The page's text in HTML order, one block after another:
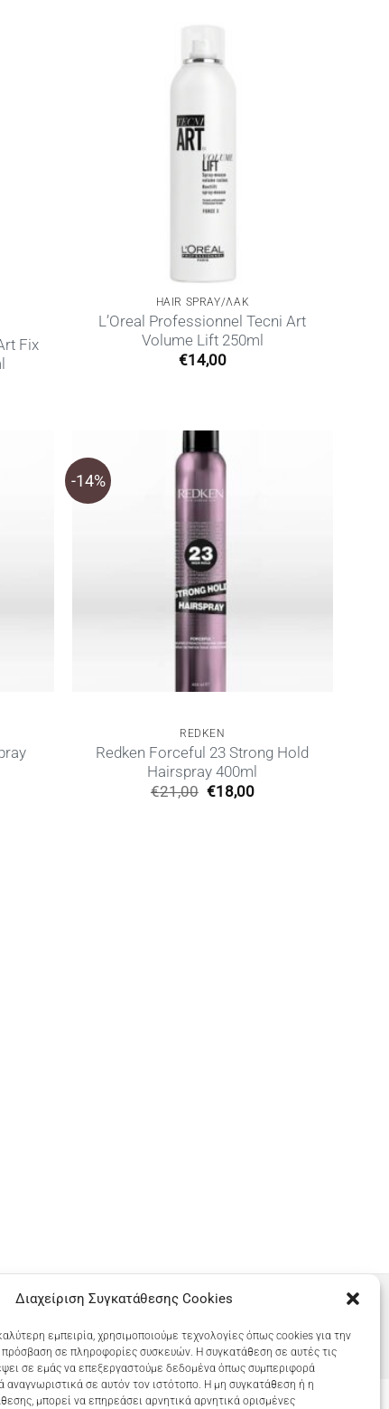
Διαχείριση Συγκατάθεσης Cookies
εμπειρία, χρησιμοποιούμε τεχνολογίες όπως cookies για την
σε πληροφορίες συσκευών. Η συγκατάθεση σε αυτές τις
σε εμάς να επεξεργαστούμε δεδομένα όπως συμπεριφορά
αναγνωριστικά σε αυτόν τον ιστότοπο. Η μη συγκατάθεση ή η
μπορεί να επηρεάσει αρνητικά αρνητικά ορισμένες
Fix
HAIR SPRAY/ΛΑΚ
L’Oreal Professionnel Tecni Art
Volume Lift 250ml
€14,00
-14%
REDKEN
Redken Forceful 23 Strong Hold
Hairspray 400ml
€21,00 Original
€18,00Η